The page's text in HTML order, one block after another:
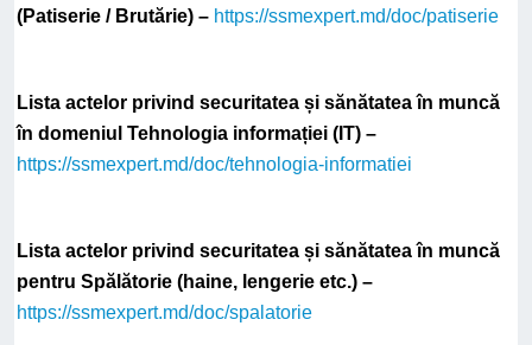
(Patiserie / Brutărie) – https://ssmexpert.md/doc/patiserie
Lista actelor privind securitatea și sănătatea în muncă
în domeniul Tehnologia informației (IT) –
https://ssmexpert.md/doc/tehnologia-informatiei
Lista actelor privind securitatea și sănătatea în muncă
pentru Spălătorie (haine, lengerie etc.) –
https://ssmexpert.md/doc/spalatorie